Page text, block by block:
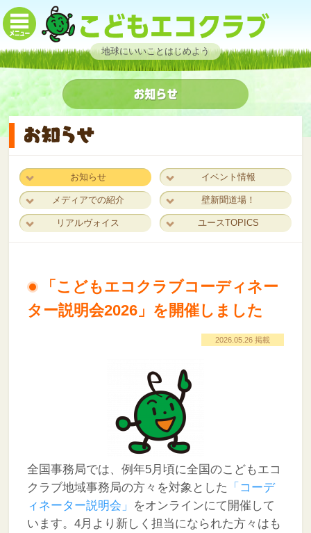
地球にいいことはじめよう
お知らせ イベント情報
メディアでの紹介 壁新聞道場！
リアルヴォイス ユースTOPICS
「こどもエコクラブコーディネー
ター説明会2026」を開催しました
2026.05.26 掲載
全国事務局では、例年5月頃に全国のこどもエコ
クラブ地域事務局の方々を対象とした 「コーデ
ィネーター説明会」
をオンラインにて開催して
います。4月より新しく担当になられた方々はも